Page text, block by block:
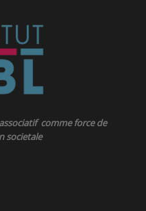
comme force de
societale